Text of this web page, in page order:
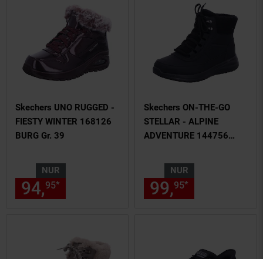
Skechers UNO RUGGED -
FIESTY WINTER 168126
BURG Gr. 39
NUR
94,95* € Sternchen
Skechers ON-THE-GO
STELLAR - ALPINE
ADVENTURE 144756
NUR
99,95*